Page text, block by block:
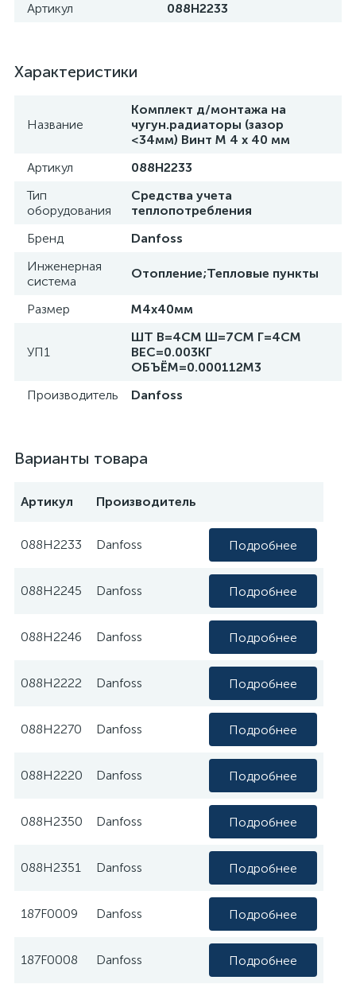
Артикул 088H2233
Характеристики
Название
Комплект д/монтажа на
чугун.радиаторы (зазор
<34мм) Винт М 4 х 40 мм
Артикул
088H2233
Тип
оборудования
Средства учета
теплопотребления
Бренд
Danfoss
Инженерная
система
Отопление;Тепловые пункты
Размер М4х40мм
УП1
ШТ В=4СМ Ш=7СМ Г=4СМ
ВЕС=0.003КГ
ОБЪЁМ=0.000112М3
Производитель
Danfoss
Варианты товара
Артикул Производитель
088H2233 Danfoss Подробнее
088H2245 Danfoss Подробнее
088H2246 Danfoss Подробнее
088H2222 Danfoss Подробнее
088H2270 Danfoss Подробнее
088H2220 Danfoss Подробнее
088H2350 Danfoss Подробнее
088H2351 Danfoss Подробнее
187F0009 Danfoss Подробнее
187F0008 Danfoss Подробнее